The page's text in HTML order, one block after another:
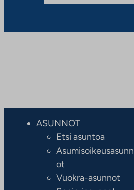
ASUNNOT
Etsi asuntoa
Asumisoikeusasunn
ot
Vuokra-asunnot